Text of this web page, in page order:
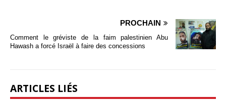
PROCHAIN
Comment le gréviste de la faim palestinien Abu
Hawash a forcé Israël à faire des concessions
ARTICLES LIÉS